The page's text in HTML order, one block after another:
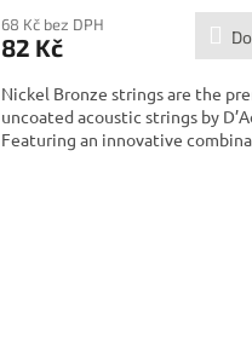
68 Kč bez DPH
82 Kč
Nickel Bronze strings are the
uncoated acoustic strings by
Featuring an innovative